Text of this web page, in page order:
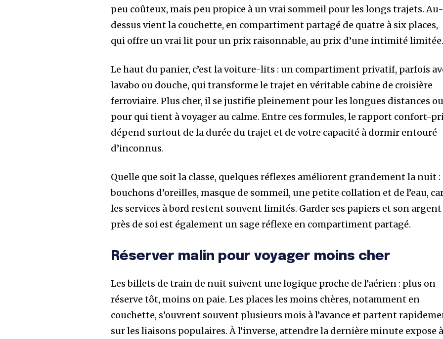
peu coûteux, mais peu propice à un vrai sommeil pour les longs trajets.
dessus vient la couchette, en compartiment partagé de quatre à six places,
qui offre un vrai lit pour un prix raisonnable, au prix d’une intimité
Le haut du panier, c’est la voiture-lits : un compartiment privatif, parfois
lavabo ou douche, qui transforme le trajet en véritable cabine de croisière
ferroviaire. Plus cher, il se justifie pleinement pour les longues distances
pour qui tient à voyager au calme. Entre ces formules, le rapport confort-
dépend surtout de la durée du trajet et de votre capacité à dormir entouré
d’inconnus.
Quelle que soit la classe, quelques réflexes améliorent grandement la nuit :
bouchons d’oreilles, masque de sommeil, une petite collation et de l’eau,
les services à bord restent souvent limités. Garder ses papiers et son argent
près de soi est également un sage réflexe en compartiment partagé.
Réserver malin pour voyager moins cher
Les billets de train de nuit suivent une logique proche de l’aérien : plus on
réserve tôt, moins on paie. Les places les moins chères, notamment en
couchette, s’ouvrent souvent plusieurs mois à l’avance et partent
sur les liaisons populaires. À l’inverse, attendre la dernière minute expose